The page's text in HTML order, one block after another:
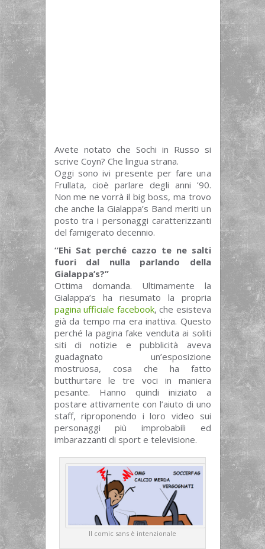
Avete notato che Sochi in Russo si
scrive Coyn? Che lingua strana.
Oggi sono ivi presente per fare una
Frullata, cioè parlare degli anni ’90.
Non me ne vorrà il big boss, ma trovo
che anche la Gialappa’s Band meriti un
posto tra i personaggi caratterizzanti
del famigerato decennio.
“Ehi Sat perché cazzo te ne salti
fuori dal nulla parlando della
Gialappa’s?”
Ottima domanda. Ultimamente la
Gialappa’s ha riesumato la propria
pagina ufficiale facebook, che esisteva
già da tempo ma era inattiva. Questo
perché la pagina fake venduta ai soliti
siti di notizie e pubblicità aveva
guadagnato un’esposizione
mostruosa, cosa che ha fatto
butthurtare le tre voci in maniera
pesante. Hanno quindi iniziato a
postare attivamente con l’aiuto di uno
staff, riproponendo i loro video sui
personaggi più improbabili ed
imbarazzanti di sport e televisione.
Il comic sans è intenzionale